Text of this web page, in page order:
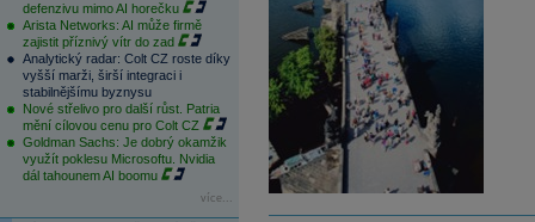
defenzivu mimo AI horečku
Arista Networks: AI může firmě
zajistit příznivý vítr do zad
Analytický radar: Colt CZ roste díky
vyšší marži, širší integraci i
stabilnějšímu byznysu
Nové střelivo pro další růst. Patria
mění cílovou cenu pro Colt CZ
Goldman Sachs: Je dobrý okamžik
využít poklesu Microsoftu. Nvidia
dál tahounem AI boomu
více...